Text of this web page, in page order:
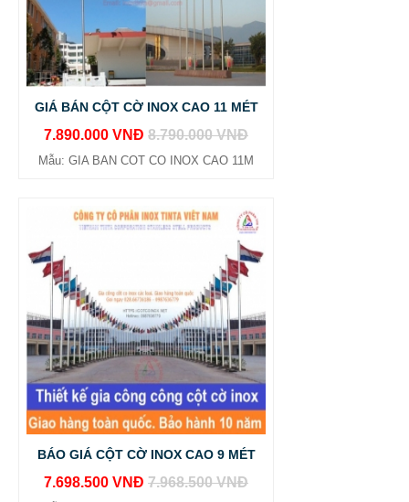
GIÁ BÁN CỘT CỜ INOX CAO 11 MÉT
7.890.000 VNĐ 8.790.000 VNĐ
Mẫu: GIA BAN COT CO INOX CAO 11M
BÁO GIÁ CỘT CỜ INOX CAO 9 MÉT
7.698.500 VNĐ 7.968.500 VNĐ